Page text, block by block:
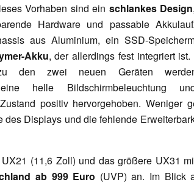
Vorhaben sind ein schlankes Design
Hardware und passable
aus Aluminium, ein SSD-
Akku, der allerdings fest integriert ist.
zu den zwei neuen Geräten
eine helle Bildschirmbeleuchtung
positiv hervorgehoben. Weniger
des Displays und die fehlende
(11,6 Zoll) und das größere UX31
ab 999 Euro (UVP) an. Im Blick